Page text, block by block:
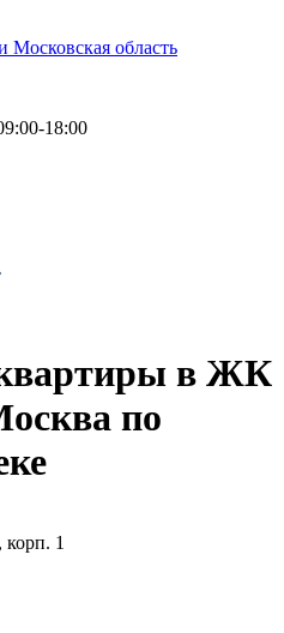
Московская область
18:00
в ЖК
по
1